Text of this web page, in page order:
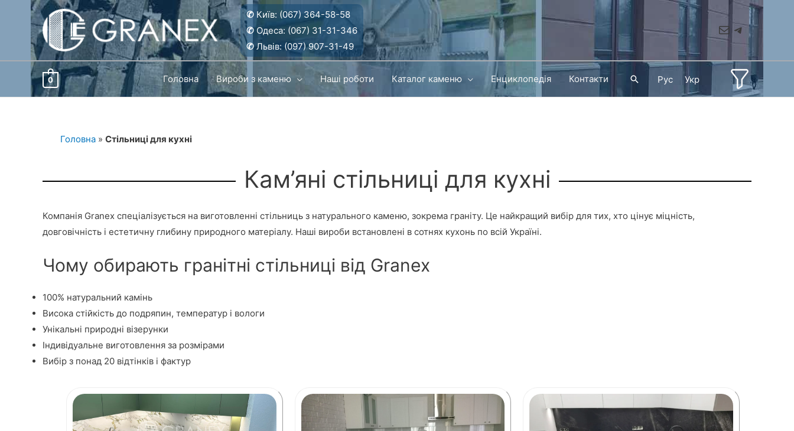
Перейти
✆ Київ: (067) 364-58-58
✆Одеса: (067) 31-31-346
✆Львів: (097) 907-31-49
MailTelegram
0 Головна Вироби з каменю Наші роботи Каталог каменю Енциклопедія Контакти ПошукРус Укр
Головна » Стільниці для кухні
Кам’яні стільниці для кухні
Компанія Granex спеціалізується на виготовленні стільниць з натурального каменю, зокрема граніту. Це найкращий вибір для тих, хто цінує міцність,
довговічність і естетичну глибину природного матеріалу. Наші вироби встановлені в сотнях кухонь по всій Україні.
Чому обирають гранітні стільниці від Granex
100% натуральний камінь
Висока стійкість до подряпин, температур і вологи
Унікальні природні візерунки
Індивідуальне виготовлення за розмірами
Вибір з понад 20 відтінків і фактур